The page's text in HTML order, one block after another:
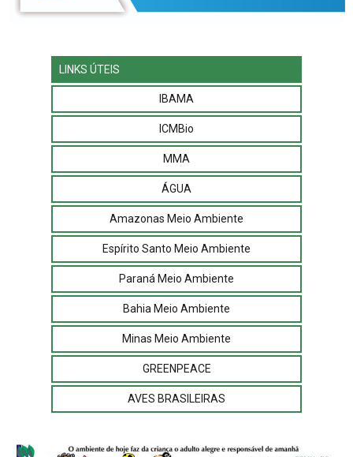
LINKS ÚTEIS
IBAMA
ICMBio
MMA
ÁGUA
Amazonas Meio Ambiente
Espírito Santo Meio Ambiente
Paraná Meio Ambiente
Bahia Meio Ambiente
Minas Meio Ambiente
GREENPEACE
AVES BRASILEIRAS